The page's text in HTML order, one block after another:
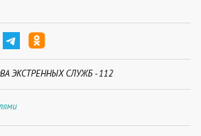
ЭКСТРЕННЫХ СЛУЖБ - 112